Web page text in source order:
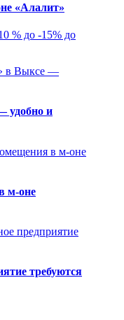
«Алалит»
% до -15% до
удобно и
м-оне
требуются